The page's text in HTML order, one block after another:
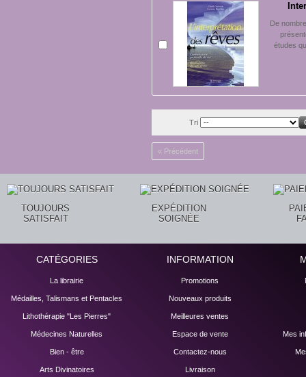
De
études
Tri
« Précédent
TOUJOURS
SATISFAIT
EXPÉDITION
SOIGNÉE
CATÉGORIES
La librairie
Médailles, Talismans et Pentacles
Lithothérapie "Les Pierres"
Médecines Naturelles
Bien - être
Arts Divinatoires
INFORMATION
Promotions
Nouveaux produits
Meilleures ventes
Espace de vente
Contactez-nous
Livraison
Mes